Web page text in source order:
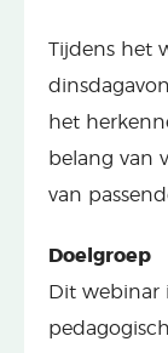
Tijdens het
het
belang van
van
Doelgroep
Dit webinar